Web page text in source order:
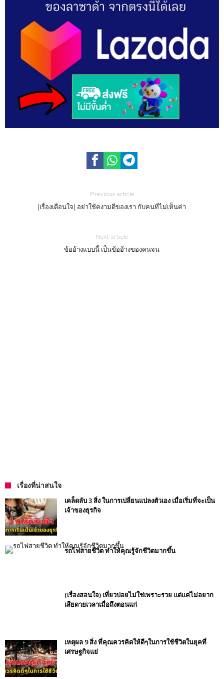
Previous article
(เรื่องเตือนใจ) อย่าใช้คงามดีของเรา กับคนที่ไม่เห็นค่า
Next article
ข้ออ้างแบบนี้ เป็นข้ออ้างของคนจน
เรื่องที่น่าสนใจ
เคล็ดลับ 3 สิ่ง ในการเปลี่ยนแปลงตัวเอง เมื่อเริ่มที่จะเป็น
เจ้าของธุรกิจ
รถไฟสายชีวิต ทำให้คุณรู้จักชีวิตมากขึ้น
(เรื่องสอนใจ) เที่ยวบ่อยไม่ใช่เพราะรวย แต่แค่ไม่อยาก
เสียดายเวลาเมื่อถึงตอนแก่
เหตุผล 9 สิ่ง ที่คุณควรคิดให้ดีๆในการใช้ชีวิตในยุคที่
เศรษฐกิจแย่